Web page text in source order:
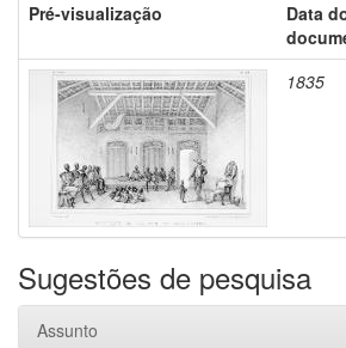
Pré-visualização
Data
1835
Sugestões de pesquisa
Assunto